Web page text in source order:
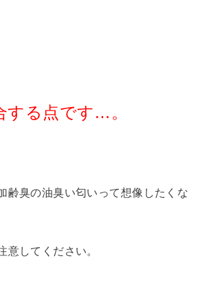
する点です…。
齢臭の油臭い匂いって想像したくな
意してください。